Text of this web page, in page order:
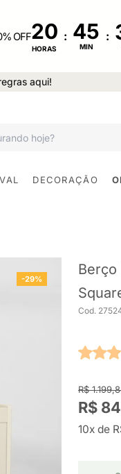
OFF20
HORAS
:
MIN
:
aqui!
DECORAÇÃO
-29%
Berço
Cod.
R$
R$
10x de